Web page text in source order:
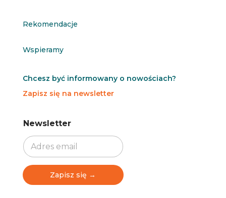
Rekomendacje
Wspieramy
Chcesz być informowany o nowościach?
Zapisz się na newsletter
e
w
s
l
e
t
t
e
w
s
l
e
t
t
Newsletter
Zapisz się →